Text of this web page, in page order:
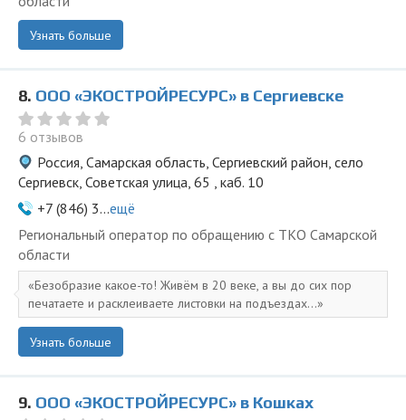
Узнать больше
8. ООО «ЭКОСТРОЙРЕСУРС» в Сергиевске
6 отзывов
Россия, Самарская область, Сергиевский район, село
Сергиевск, Советская улица, 65 , каб. 10
+7 (846) 3...ещё
Региональный оператор по обращению с ТКО Самарской
области
Безобразие какое-то! Живём в 20 веке, а вы до сих пор
печатаете и расклеиваете листовки на подъездах...
Узнать больше
9. ООО «ЭКОСТРОЙРЕСУРС» в Кошках